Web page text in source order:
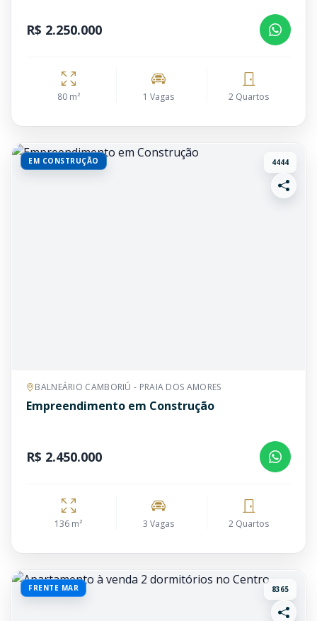
R$ 2.250.000
80 m² 1 Vagas 2 Quartos
EM CONSTRUÇÃO 4444
BALNEÁRIO CAMBORIÚ - PRAIA DOS AMORES
Empreendimento em Construção
R$ 2.450.000
136 m² 3 Vagas 2 Quartos
FRENTE MAR 8365